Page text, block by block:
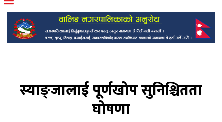
स्याङ्जालाई पूर्णखोप सुनिश्चितता
घोषणा